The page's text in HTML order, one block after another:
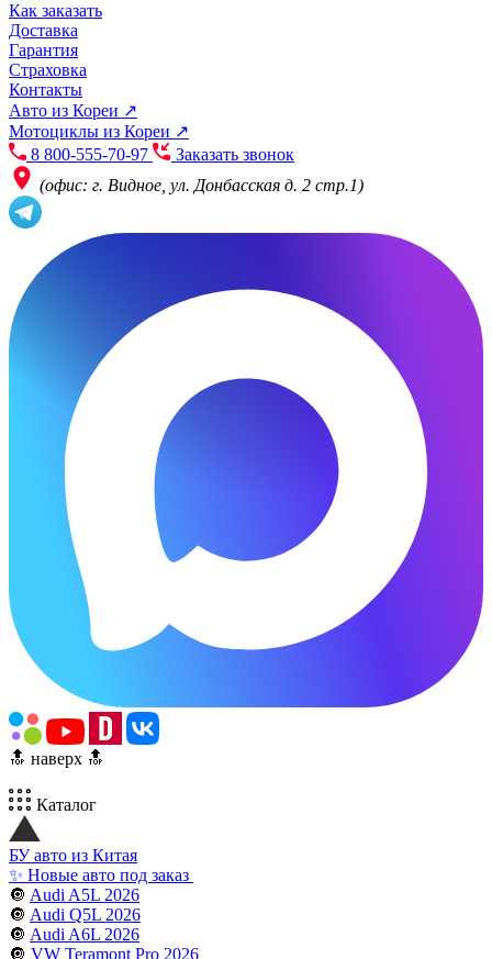
Как заказать
Доставка
Гарантия
Страховка
Контакты
Авто из Кореи ↗
Мотоциклы из Кореи ↗
8 800-555-70-97
Заказать звонок
(офис: г. Видное, ул. Донбасская д. 2 стр.1)
🔝 наверх 🔝
Каталог
БУ авто из Китая
✨ Новые авто под заказ
🔘 Audi A5L 2026
🔘 Audi Q5L 2026
🔘 Audi A6L 2026
🔘 VW Teramont Pro 2026